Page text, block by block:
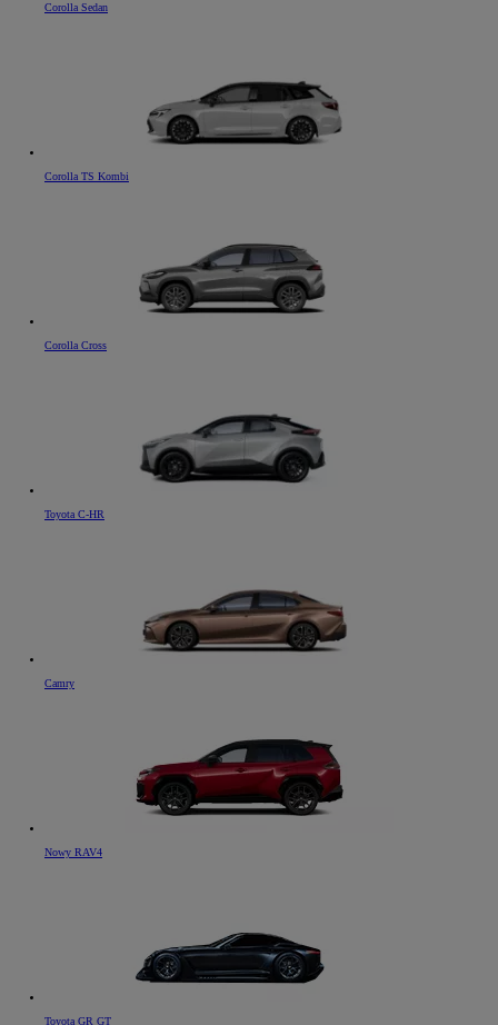
Corolla Sedan
Corolla TS Kombi
Corolla Cross
Toyota C-HR
Camry
Nowy RAV4
Toyota GR GT